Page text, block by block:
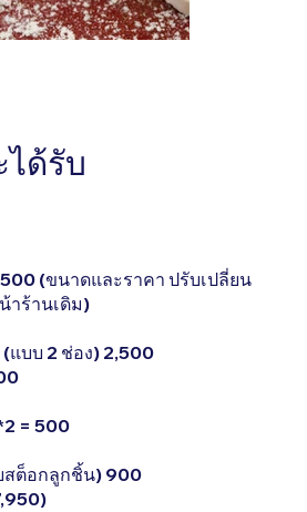
. . . . . . . . . . . . . . . . . . . .
. . . . . . . . . . . . . . .
ด้รับ
(ขนาดและราคา ปรับเปลี่ยน
าร้านเดิม)
แบบ 2 ช่อง) 2,500
= 500
สต็อกลูกชิ้น) 900